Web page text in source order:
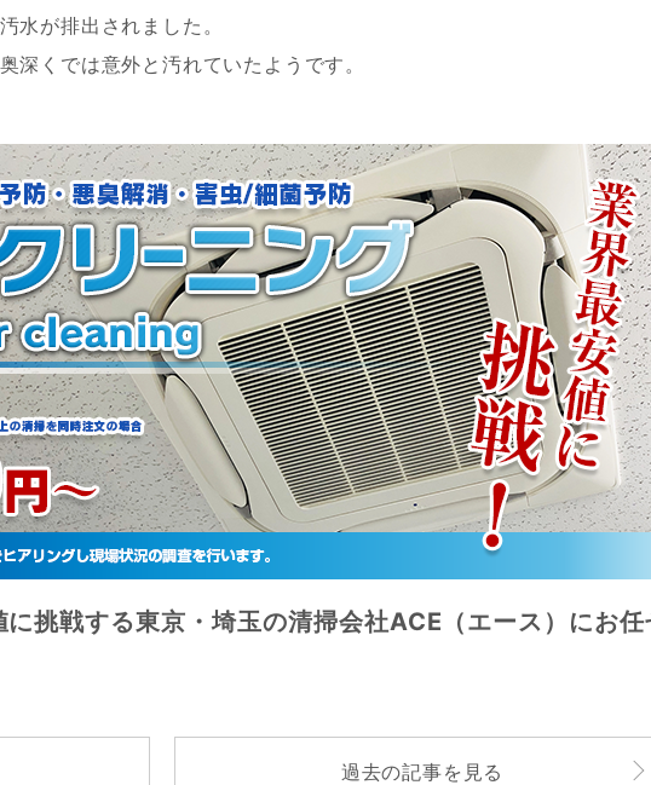
水が排出されました。
深くでは意外と汚れていたようです。
挑戦する東京・埼玉の清掃会社ACE（エース）にお任
過去の記事を見る